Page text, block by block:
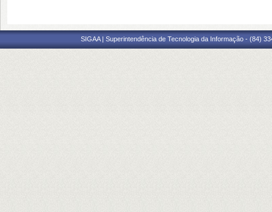
SIGAA | Superintendência de Tecnologia da Informação - (84)